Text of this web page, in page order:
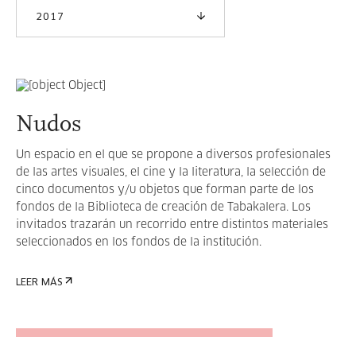
2017
Nudos
Un espacio en el que se propone a diversos profesionales
de las artes visuales, el cine y la literatura, la selección de
cinco documentos y/u objetos que forman parte de los
fondos de la Biblioteca de creación de Tabakalera. Los
invitados trazarán un recorrido entre distintos materiales
seleccionados en los fondos de la institución.
LEER MÁS